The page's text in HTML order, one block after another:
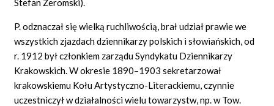
Stefan Żeromski).
P. odznaczał się wielką ruchliwością, brał udział prawie we
wszystkich zjazdach dziennikarzy polskich i słowiańskich, od
r. 1912 był członkiem zarządu Syndykatu Dziennikarzy
Krakowskich. W okresie 1890–1903 sekretarzował
krakowskiemu Kołu Artystyczno-Literackiemu, czynnie
uczestniczył w działalności wielu towarzystw, np. w Tow.